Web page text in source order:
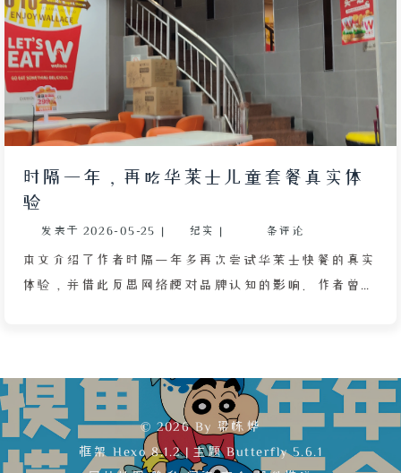
感丰富满足；果蔬汉堡酸甜可口。两杯冰饮（可乐与果
汁）带来清凉解暑之感，作者边吃边看视频，感觉精神
焕发。由于未点辣味食物，用餐后未出现肠胃不适，反
而缓解了鼻炎带来的昏沉感。整篇文章以轻松口吻记录
了这次实惠又愉快的用餐体验。
时隔一年，再吃华莱士儿童套餐真实体
验
发表于 2026-05-25 | 纪实 | 条评论
本文介绍了作者时隔一年多再次尝试华莱士快餐的真实
体验，并借此反思网络梗对品牌认知的影响。作者曾因
顾。这次在周一下午人少时与母亲同行，通过点 17 元
的儿童套餐（含薯条、蔬菜汉堡、鸡块、小可乐），发
现套餐价格仅需单点的一半左右，且食物新鲜、口味清
淡不辣，搭配冰可乐在空调房中体验极佳。作者认为，
© 2026 By 梁栋烨
框架Hexo 8.1.2 | 主题Butterfly 5.6.1